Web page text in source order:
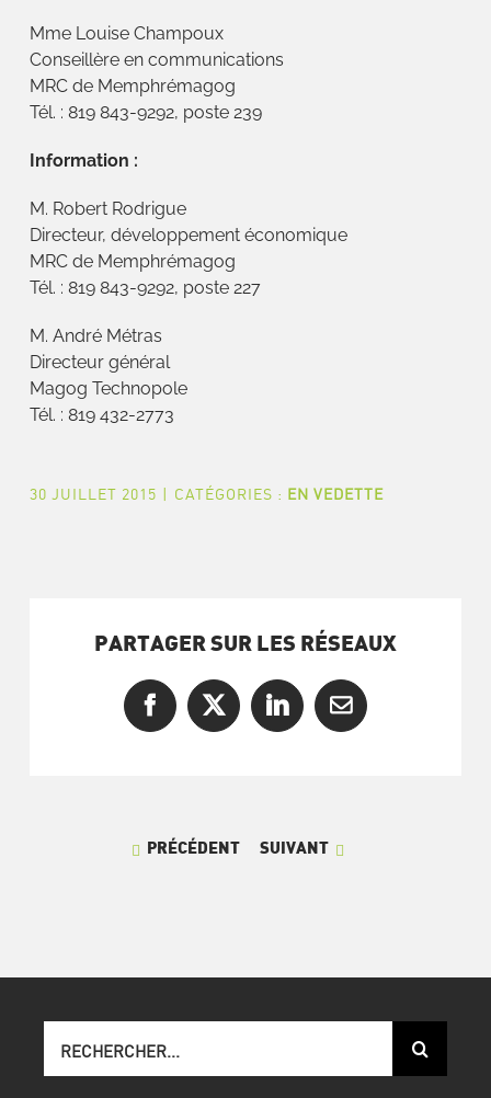
Mme Louise Champoux
Conseillère en communications
MRC de Memphrémagog
Tél. : 819 843-9292, poste 239
Information :
M. Robert Rodrigue
Directeur, développement économique
MRC de Memphrémagog
Tél. : 819 843-9292, poste 227
M. André Métras
Directeur général
Magog Technopole
Tél. : 819 432-2773
30 JUILLET 2015 | CATÉGORIES : EN VEDETTE
PARTAGER SUR LES RÉSEAUX
Facebook
X LinkedInCourriel
PRÉCÉDENT SUIVANT
sur